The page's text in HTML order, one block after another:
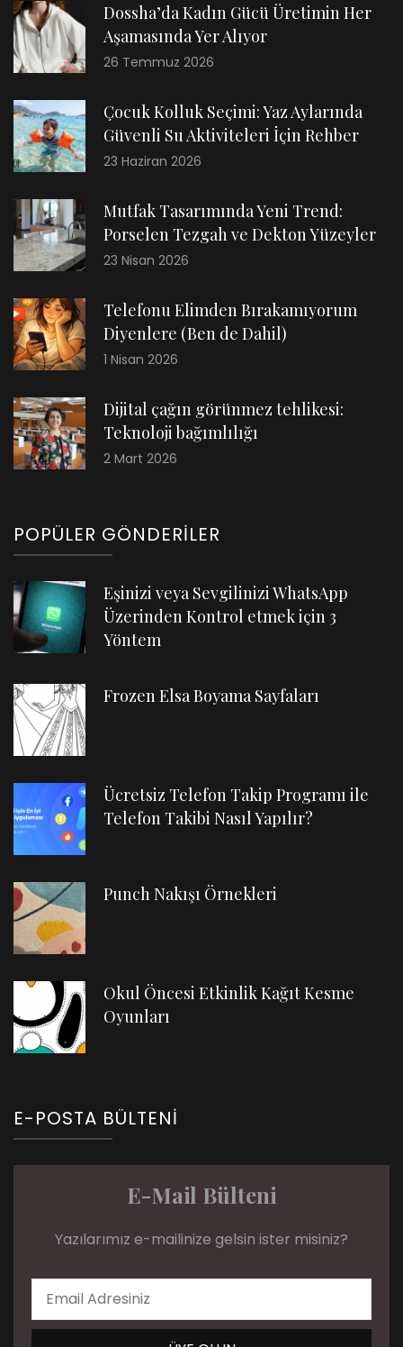
Dossha’da Kadın Gücü Üretimin Her
Aşamasında Yer Alıyor
26 Temmuz 2026
Çocuk Kolluk Seçimi: Yaz Aylarında
Güvenli Su Aktiviteleri İçin Rehber
23 Haziran 2026
Mutfak Tasarımında Yeni Trend:
Porselen Tezgah ve Dekton Yüzeyler
23 Nisan 2026
Telefonu Elimden Bırakamıyorum
Diyenlere (Ben de Dahil)
1 Nisan 2026
Dijital çağın görünmez tehlikesi:
Teknoloji bağımlılığı
2 Mart 2026
POPÜLER GÖNDERILER
Eşinizi veya Sevgilinizi WhatsApp
Üzerinden Kontrol etmek için 3
Yöntem
Frozen Elsa Boyama Sayfaları
Ücretsiz Telefon Takip Programı ile
Telefon Takibi Nasıl Yapılır?
Punch Nakışı Örnekleri
Okul Öncesi Etkinlik Kağıt Kesme
Oyunları
E-POSTA BÜLTENI
E-Mail Bülteni
Yazılarımız e-mailinize gelsin ister misiniz?